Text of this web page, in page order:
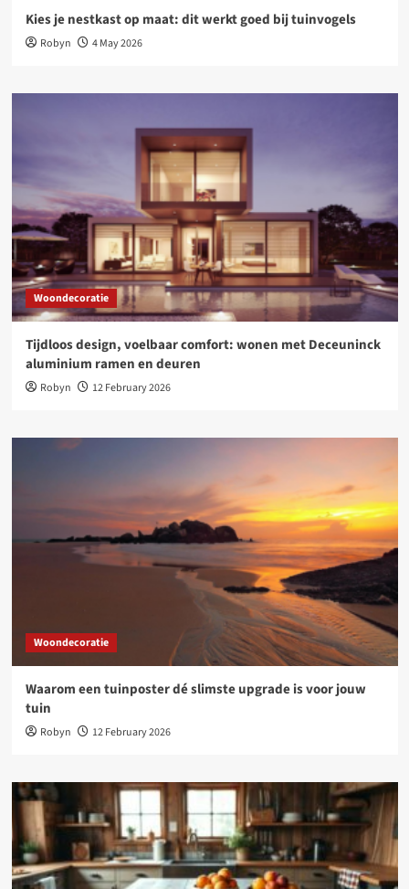
Kies je nestkast op maat: dit werkt goed bij tuinvogels
Robyn 4 May 2026
Woondecoratie
Tijdloos design, voelbaar comfort: wonen met Deceuninck
aluminium ramen en deuren
Robyn 12 February 2026
Woondecoratie
Waarom een tuinposter dé slimste upgrade is voor jouw
tuin
Robyn 12 February 2026